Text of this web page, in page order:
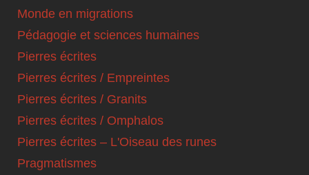
Monde en migrations
Pédagogie et sciences humaines
Pierres écrites
Pierres écrites / Empreintes
Pierres écrites / Granits
Pierres écrites / Omphalos
Pierres écrites – L'Oiseau des runes
Pragmatismes